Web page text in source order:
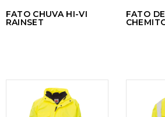
FATO CHUVA HI-VI
RAINSET
FATO